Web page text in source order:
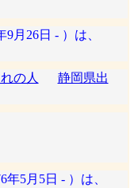
月26日 - ）は、
の人
静岡県出
5月5日 - ）は、